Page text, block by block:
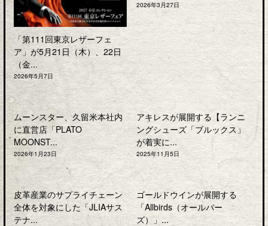
「第111回東京レザーフェ
ア」が5月21日（木）、22日
（金...
2026年5月7日
2026年3月27日
ムーンスター、久留米本社内
に直営店「PLATO
MOONST...
2026年1月23日
アキレスが展開する【ランニ
ングシューズ「ブルックス」
が着実に...
2025年11月5日
皮革産業のサプライチェーン
全体を対象にした「JLIAサス
テナ...
ゴールドウインが展開する
「Allbirds（オールバー
ズ）」...